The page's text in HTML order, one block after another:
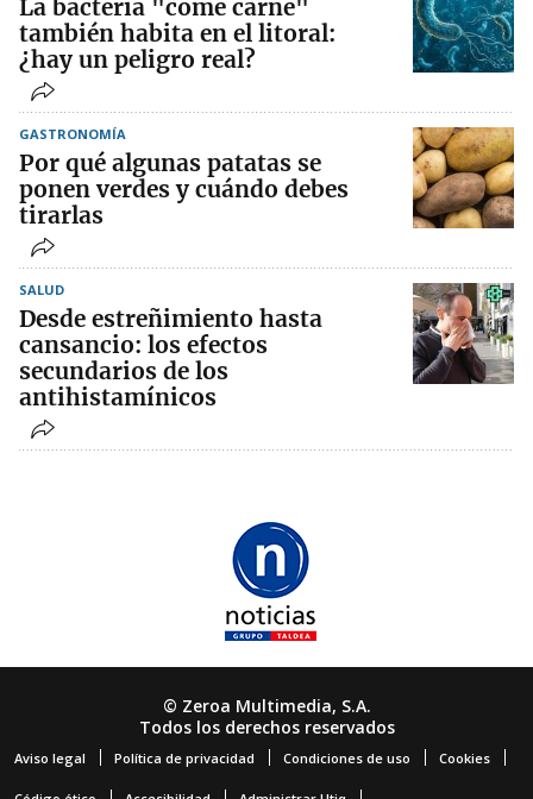
La bacteria "come carne"
también habita en el litoral:
¿hay un peligro real?
GASTRONOMÍA
Por qué algunas patatas se
ponen verdes y cuándo debes
tirarlas
SALUD
Desde estreñimiento hasta
cansancio: los efectos
secundarios de los
antihistamínicos
© Zeroa Multimedia, S.A.
Todos los derechos reservados
Aviso legal Política de privacidad Condiciones de uso Cookies